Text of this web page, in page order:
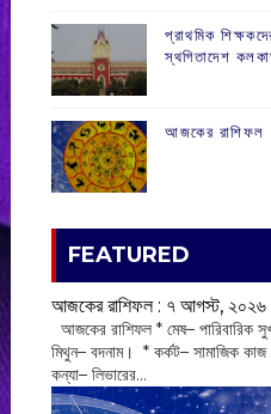
প্রাথমিক
স্থগিতাদেশ
আজকের
FEATURED
আজকের রাশিফল :‌ ‌‌৭ আগস্ট, ২০২৬
আজকের রাশিফল * মেষ– পারিবারিক
মিথুন– বদনাম। * কর্কট– সামাজিক
কন্যা– লিভারের...